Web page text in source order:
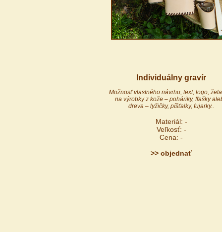
Individuálny gravír
Možnosť vlastného návrhu, text, logo,
na výrobky z kože – poháriky, fľašky
dreva – lyžičky, píšťalky, fujarky..
Materiál: -
Veľkosť: -
Cena: -
>> objednať